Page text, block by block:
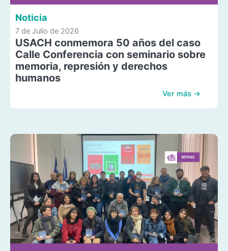
Noticia
7 de Julio de 2026
USACH conmemora 50 años del caso
Calle Conferencia con seminario sobre
memoria, represión y derechos
humanos
Ver más →